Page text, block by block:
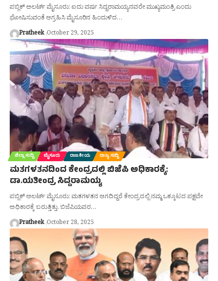
ಪಬ್ಲಿಕ್ ಅಲರ್ಟ್ ಮೈಸೂರು: ಐದು ವರ್ಷ ಸಿದ್ದರಾಮಯ್ಯನವರೇ ಮುಖ್ಯಮಂತ್ರಿ ಎಂದು
ಘೋಷಿಸುವಂತೆ ಆಗ್ರಹಿಸಿ ಮೈಸೂರಿನ ಹಿಂದುಳಿದ…
Pratheek October 29, 2025
ಜಿಲ್ಲಾ ಸುದ್ದಿ ಮೈಸೂರು ರಾಜಕೀಯ ರಾಜ್ಯ ಸುದ್ದಿ
ಮತಗಳತನದಿಂದ ಕೇಂದ್ರದಲ್ಲಿ ಬಿಜೆಪಿ ಅಧಿಕಾರಕ್ಕೆ:
ಡಾ.ಯತೀಂದ್ರ ಸಿದ್ದರಾಮಯ್ಯ
ಪಬ್ಲಿಕ್ ಅಲರ್ಟ್ ಮೈಸೂರು: ಮತಗಳತನ ಆಗದಿದ್ದರೆ ಕೇಂದ್ರದಲ್ಲಿ ನಮ್ಮ ಒಕ್ಕೂಟದ ಪಕ್ಷವೇ
ಅಧಿಕಾರಕ್ಕೆ ಬರುತ್ತಿತ್ತು. ಬಿಜೆಪಿಯವರ…
Pratheek October 28, 2025